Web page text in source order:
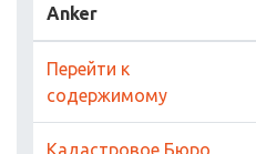
Anker
Перейти к
содержимому
Кадастровое Бюро